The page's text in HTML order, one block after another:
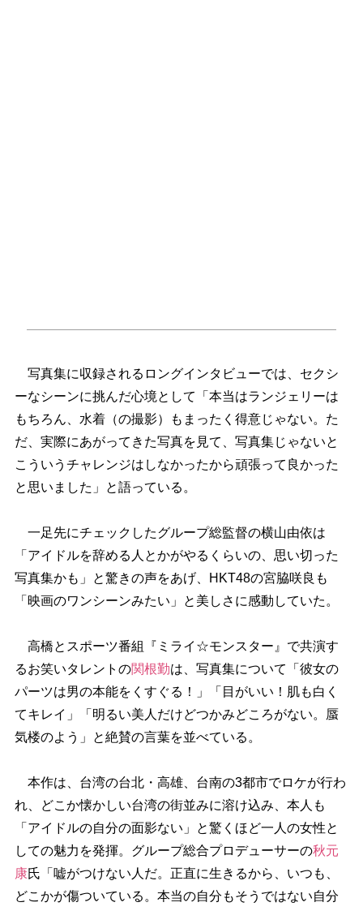
写真集に収録されるロングインタビューでは、セクシ
ーなシーンに挑んだ心境として「本当はランジェリーは
もちろん、水着（の撮影）もまったく得意じゃない。た
だ、実際にあがってきた写真を見て、写真集じゃないと
こういうチャレンジはしなかったから頑張って良かった
と思いました」と語っている。
一足先にチェックしたグループ総監督の横山由依は
「アイドルを辞める人とかがやるくらいの、思い切った
写真集かも」と驚きの声をあげ、HKT48の宮脇咲良も
「映画のワンシーンみたい」と美しさに感動していた。
高橋とスポーツ番組『ミライ☆モンスター』で共演す
るお笑いタレントの関根勤は、写真集について「彼女の
パーツは男の本能をくすぐる！」「目がいい！肌も白く
てキレイ」「明るい美人だけどつかみどころがない。蜃
気楼のよう」と絶賛の言葉を並べている。
本作は、台湾の台北・高雄、台南の3都市でロケが行わ
れ、どこか懐かしい台湾の街並みに溶け込み、本人も
「アイドルの自分の面影ない」と驚くほど一人の女性と
しての魅力を発揮。グループ総合プロデューサーの秋元
康氏「嘘がつけない人だ。正直に生きるから、いつも、
どこかが傷ついている。本当の自分もそうではない自分